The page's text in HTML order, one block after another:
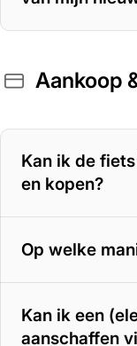
400 Wh accu–
500 Wh accu–
625 Wh accu
Aankoop
Kan ik de
en kopen?
Op welke
Kan ik een
aanschaffen